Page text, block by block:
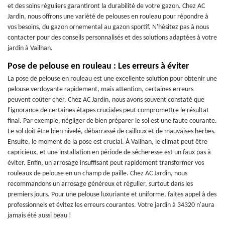
et des soins réguliers garantiront la durabilité de votre gazon. Chez AC
Jardin, nous offrons une variété de pelouses en rouleau pour répondre à
vos besoins, du gazon ornemental au gazon sportif. N'hésitez pas à nous
contacter pour des conseils personnalisés et des solutions adaptées à votre
jardin à Vailhan.
Pose de pelouse en rouleau : Les erreurs à éviter
La pose de pelouse en rouleau est une excellente solution pour obtenir une
pelouse verdoyante rapidement, mais attention, certaines erreurs
peuvent coûter cher. Chez AC Jardin, nous avons souvent constaté que
l'ignorance de certaines étapes cruciales peut compromettre le résultat
final. Par exemple, négliger de bien préparer le sol est une faute courante.
Le sol doit être bien nivelé, débarrassé de cailloux et de mauvaises herbes.
Ensuite, le moment de la pose est crucial. À Vailhan, le climat peut être
capricieux, et une installation en période de sécheresse est un faux pas à
éviter. Enfin, un arrosage insuffisant peut rapidement transformer vos
rouleaux de pelouse en un champ de paille. Chez AC Jardin, nous
recommandons un arrosage généreux et régulier, surtout dans les
premiers jours. Pour une pelouse luxuriante et uniforme, faites appel à des
professionnels et évitez les erreurs courantes. Votre jardin à 34320 n'aura
jamais été aussi beau !